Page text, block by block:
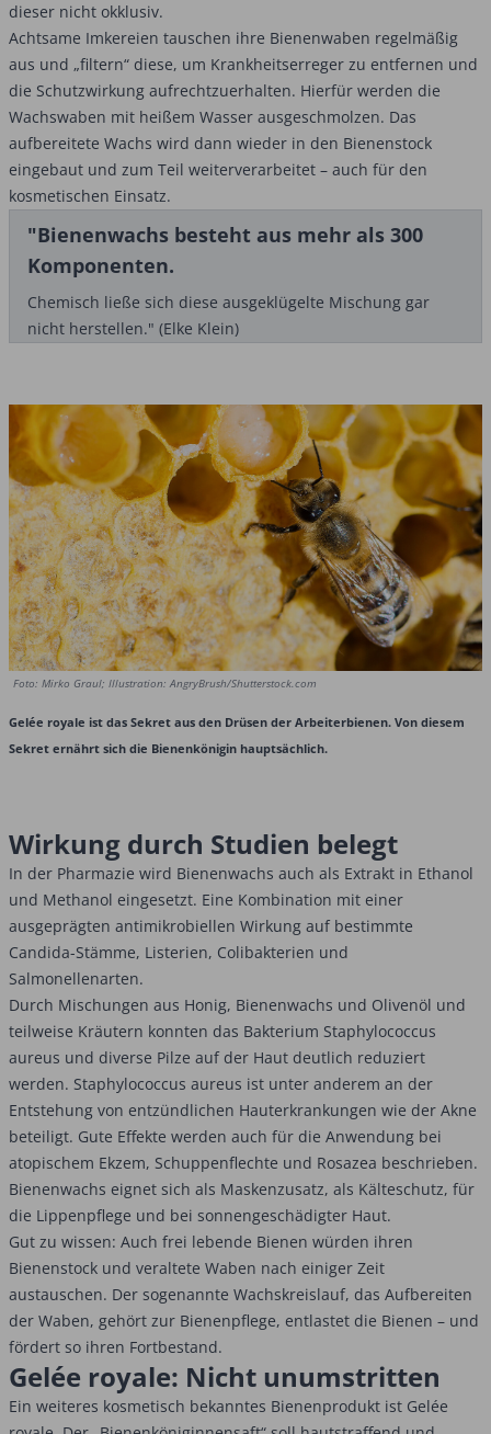
dieser nicht okklusiv.
Achtsame Imkereien tauschen ihre Bienenwaben regelmäßig
aus und „filtern“ diese, um Krankheitserreger zu entfernen und
die Schutzwirkung aufrechtzuerhalten. Hierfür werden die
Wachswaben mit heißem Wasser ausgeschmolzen. Das
aufbereitete Wachs wird dann wieder in den Bienenstock
eingebaut und zum Teil weiterverarbeitet – auch für den
kosmetischen Einsatz.
"Bienenwachs besteht aus mehr als 300
Komponenten.
Chemisch ließe sich diese ausgeklügelte Mischung gar
nicht herstellen." (Elke Klein)
Foto: Mirko Graul; Illustration: AngryBrush/Shutterstock.com
Gelée royale ist das Sekret aus den Drüsen der Arbeiterbienen. Von diesem
Sekret ernährt sich die Bienenkönigin hauptsächlich.
Wirkung durch Studien belegt
In der Pharmazie wird Bienenwachs auch als Extrakt in Ethanol
und Methanol eingesetzt. Eine Kombination mit einer
ausgeprägten antimikrobiellen Wirkung auf bestimmte
Candida-Stämme, Listerien, Colibakterien und
Salmonellenarten.
Durch Mischungen aus Honig, Bienenwachs und Olivenöl und
teilweise Kräutern konnten das Bakterium Staphylococcus
aureus und diverse Pilze auf der Haut deutlich reduziert
werden. Staphylococcus aureus ist unter anderem an der
Entstehung von entzündlichen Hauterkrankungen wie der Akne
beteiligt. Gute Effekte werden auch für die Anwendung bei
atopischem Ekzem, Schuppenflechte und Rosazea beschrieben.
Bienenwachs eignet sich als Maskenzusatz, als Kälteschutz, für
die Lippenpflege und bei sonnengeschädigter Haut.
Gut zu wissen: Auch frei lebende Bienen würden ihren
Bienenstock und veraltete Waben nach einiger Zeit
austauschen. Der sogenannte Wachskreislauf, das Aufbereiten
der Waben, gehört zur Bienenpflege, entlastet die Bienen – und
fördert so ihren Fortbestand.
Gelée royale: Nicht unumstritten
Ein weiteres kosmetisch bekanntes Bienenprodukt ist Gelée